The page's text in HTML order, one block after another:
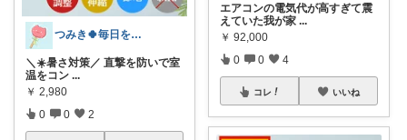
つみき🍀毎日をご機嫌にする♡
＼☀️暑さ対策／ 直撃を防いで室
温をコン ...
￥ 2,980
0 0 2
エアコンの電気代が高すぎて震
えていた我が家 ...
￥ 92,000
0 0 4
コレ いいね